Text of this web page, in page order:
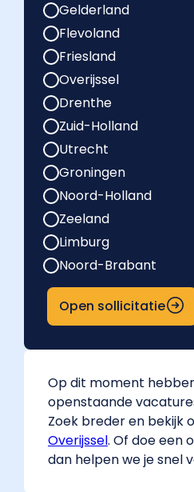
Gelderland
Flevoland
Friesland
Overijssel
Drenthe
Zuid-Holland
Utrecht
Groningen
Noord-Holland
Zeeland
Limburg
Noord-Brabant
Open sollicitatie
Op dit moment
openstaande
Zoek breder en bekijk
Overijssel. Of doe een
dan helpen we je snel